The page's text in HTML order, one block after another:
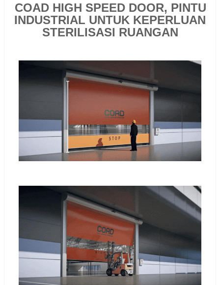
COAD HIGH SPEED DOOR, PINTU
INDUSTRIAL UNTUK KEPERLUAN
STERILISASI RUANGAN